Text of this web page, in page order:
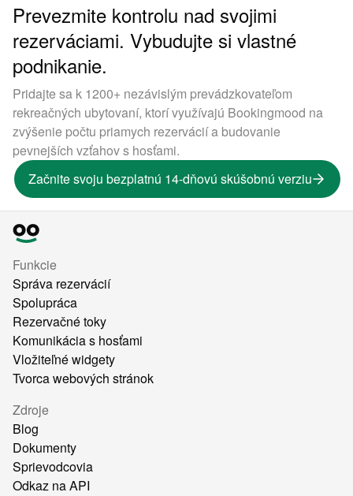
Prevezmite kontrolu nad svojimi
rezerváciami. Vybudujte si vlastné
podnikanie.
Pridajte sa k 1200+ nezávislým prevádzkovateľom
rekreačných ubytovaní, ktorí využívajú Bookingmood na
zvýšenie počtu priamych rezervácií a budovanie
pevnejších vzťahov s hosťami.
Začnite svoju bezplatnú 14-dňovú skúšobnú verziu
Funkcie
Správa rezervácií
Spolupráca
Rezervačné toky
Komunikácia s hosťami
Vložiteľné widgety
Tvorca webových stránok
Zdroje
Blog
Dokumenty
Sprievodcovia
Odkaz na API